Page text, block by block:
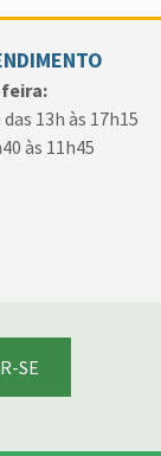
13h às 17h15
às 11h45
SE